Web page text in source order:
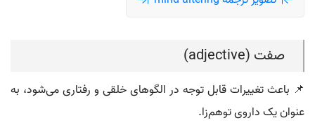
صفت (adjective)
📌 باعث تغییرات قابل توجه در الگوهای خلقی و رفتاری می‌شود، به
عنوان یک داروی توهم‌زا.